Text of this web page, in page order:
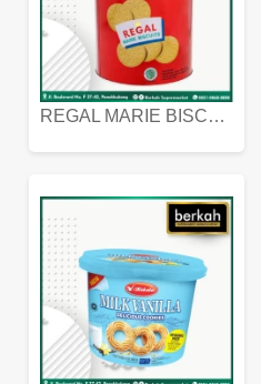
REGAL MARIE BISCUIT KALENG 550 GRAM